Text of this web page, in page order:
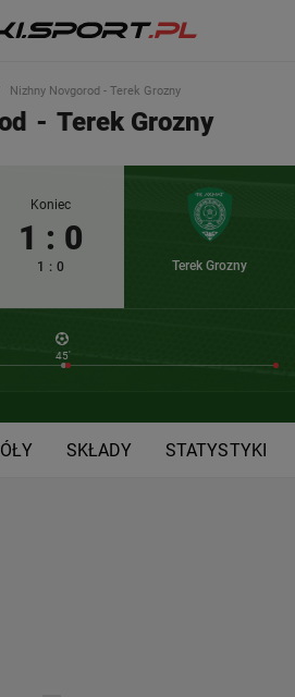
Nizhny Novgorod - Terek Grozny
- Terek Grozny
Koniec
1 : 0
1 : 0 Terek Grozny
45'
SKŁADY STATYSTYKI